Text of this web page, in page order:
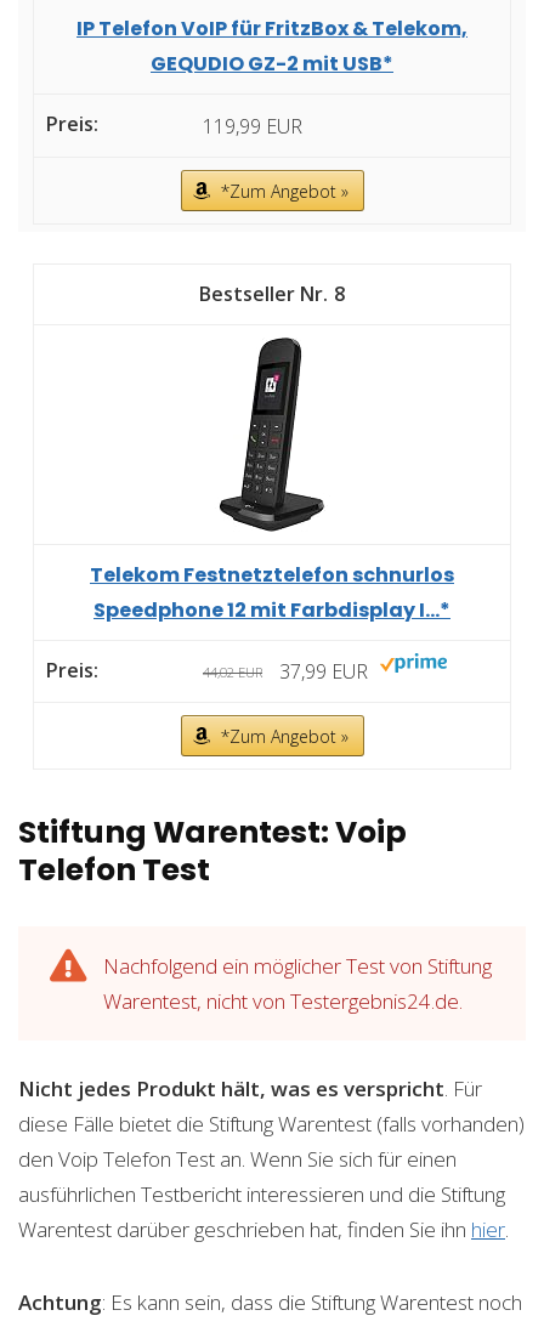
IP Telefon VoIP für FritzBox & Telekom,
GEQUDIO GZ-2 mit USB*
119,99 EUR
*Zum Angebot »
8
Telekom Festnetztelefon schnurlos
Speedphone 12 mit Farbdisplay I...*
44,02 EUR 37,99 EUR
*Zum Angebot »
Stiftung Warentest: Voip
Telefon Test
Nachfolgend ein möglicher Test von Stiftung
Warentest, nicht von Testergebnis24.de.
Nicht jedes Produkt hält, was es verspricht. Für
diese Fälle bietet die Stiftung Warentest (falls vorhanden)
den Voip Telefon Test an. Wenn Sie sich für einen
ausführlichen Testbericht interessieren und die Stiftung
Warentest darüber geschrieben hat, finden Sie ihn hier.
Achtung: Es kann sein, dass die Stiftung Warentest noch